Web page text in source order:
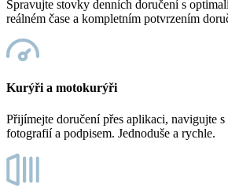
Spravujte stovky denních doručení s
reálném čase a kompletním potvrzením
Kurýři a motokurýři
Přijímejte doručení přes aplikaci, navigujte
fotografií a podpisem. Jednoduše a rychle.